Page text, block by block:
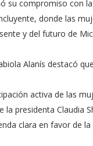
su compromiso con
donde las
y del futuro de
Alanís destacó
activa de las
la presidenta Claudia
clara en favor de la